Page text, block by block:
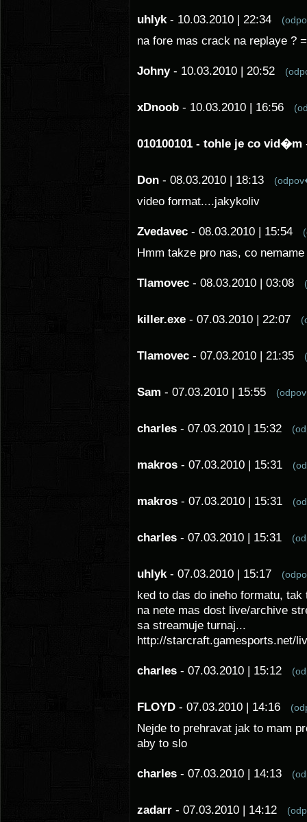
uhlyk - 10.03.2010 | 22:34
na fore mas crack na replaye ?
Johny - 10.03.2010 | 20:52
xDnoob - 10.03.2010 | 16:56
010100101 - tohle je co vid�m
Don - 08.03.2010 | 18:13
video format....jakykoliv
Zvedavec - 08.03.2010 | 15:54
Hmm takze pro nas, co
Tlamovec - 08.03.2010 | 03:08
killer.exe - 07.03.2010 | 22:07
Tlamovec - 07.03.2010 | 21:35
Sam - 07.03.2010 | 15:55
charles - 07.03.2010 | 15:32
makros - 07.03.2010 | 15:31
makros - 07.03.2010 | 15:31
charles - 07.03.2010 | 15:31
uhlyk - 07.03.2010 | 15:17
ked to das do ineho formatu,
na nete mas dost live/archive
sa streamuje turnaj...
http://starcraft.gamesports.net/
charles - 07.03.2010 | 15:12
FLOYD - 07.03.2010 | 14:16
Nejde to prehravat jak to mam
aby to slo
charles - 07.03.2010 | 14:13
zadarr - 07.03.2010 | 14:12